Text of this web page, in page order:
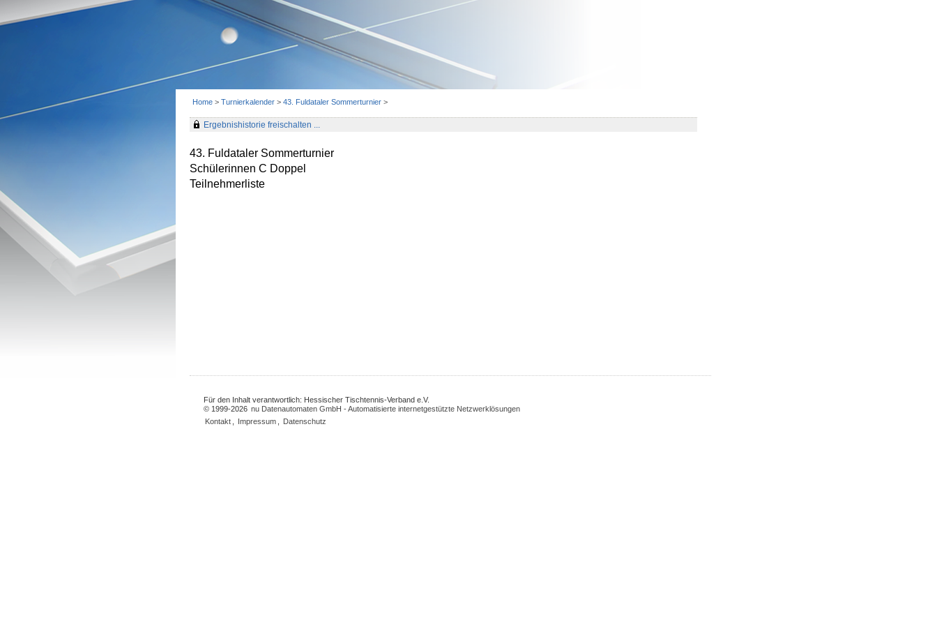
Home > Turnierkalender > 43. Fuldataler Sommerturnier >
Ergebnishistorie freischalten ...
43. Fuldataler Sommerturnier
Schülerinnen C Doppel
Teilnehmerliste
Für den Inhalt verantwortlich: Hessischer Tischtennis-Verband e.V.
© 1999-2026 nu Datenautomaten GmbH - Automatisierte internetgestützte Netzwerklösungen
Kontakt
Impressum Datenschutz